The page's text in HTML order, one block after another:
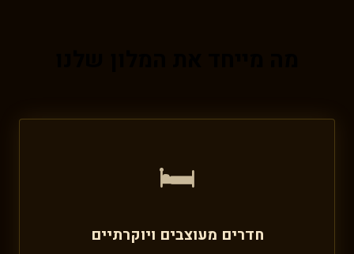
🛏️
חדרים מעוצבים ויוקרתיים